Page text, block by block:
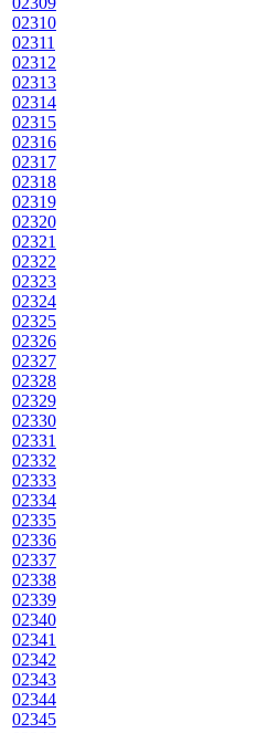
02310
02311
02312
02313
02314
02315
02316
02317
02318
02319
02320
02321
02322
02323
02324
02325
02326
02327
02328
02329
02330
02331
02332
02333
02334
02335
02336
02337
02338
02339
02340
02341
02342
02343
02344
02345